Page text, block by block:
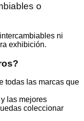
o
ni
exhibición.
todas las marcas que
las mejores
coleccionar